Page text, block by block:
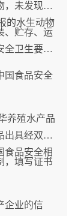
，未发现
的水生动物
、贮存、运
全卫生要求
国食品安全
养殖水产品
出具经双方
食品安全相
，填写证书
企业的信